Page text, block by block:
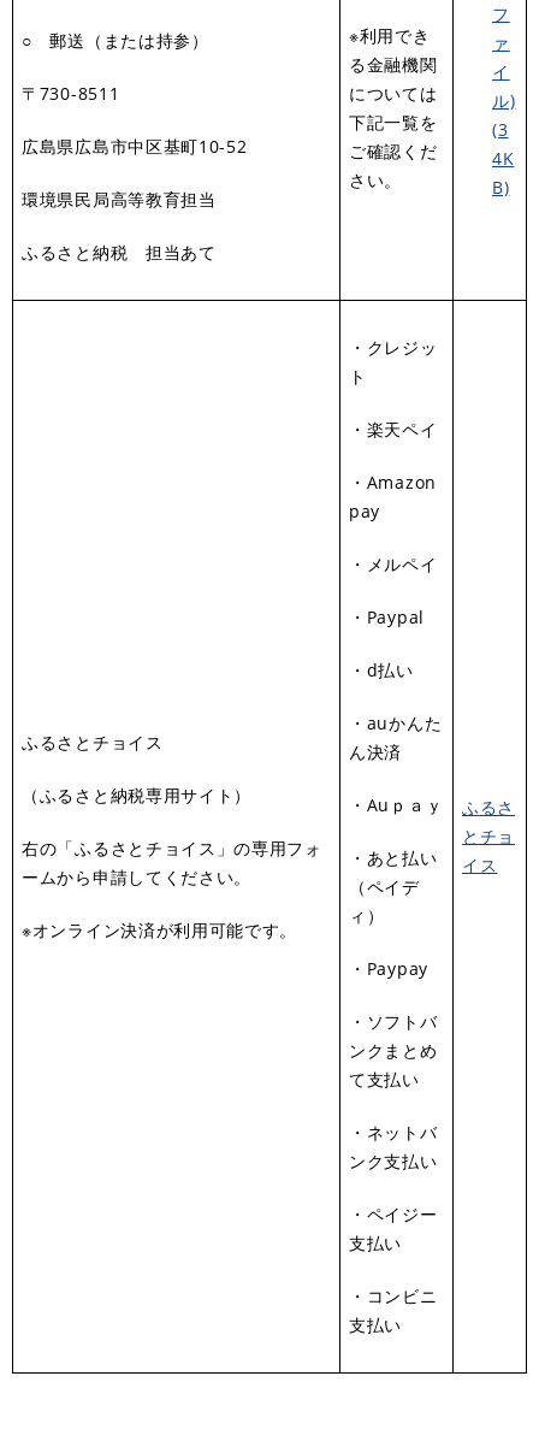
○ 郵送（または持参）
〒730-8511
広島県広島市中区基町10-52
環境県民局高等教育担当
ふるさと納税 担当あて
※利用でき
る金融機関
については
下記一覧を
ご確認くだ
さい。
フ
ァ
イ
ル)
(3
4K
B)
​ふるさとチョイス
（ふるさと納税専用サイト）
右の「ふるさとチョイス」の専用フォ
ームから申請してください。
※オンライン決済が利用可能です。
・クレジッ
ト
・楽天ペイ
・Amazon
pay
・メルペイ
・Paypal
・d払い
・auかんた
ん決済
・Auｐａｙ
・あと払い
（ペイデ
ィ）
・Paypay
・ソフトバ
ンクまとめ
て支払い
・ネットバ
ンク支払い
・ペイジー
支払い
・コンビニ
支払い
ふるさ
とチョ
イス